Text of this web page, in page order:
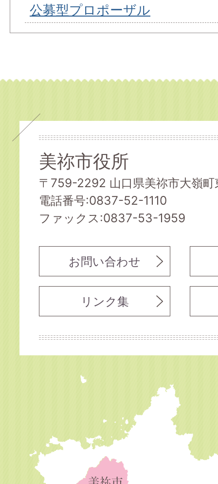
公募型プロポーザル
美祢市役所
〒759-2292 山口県美祢市大嶺
電話番号:0837-52-1110
ファックス:0837-53-1959
お問い合わせ
リンク集